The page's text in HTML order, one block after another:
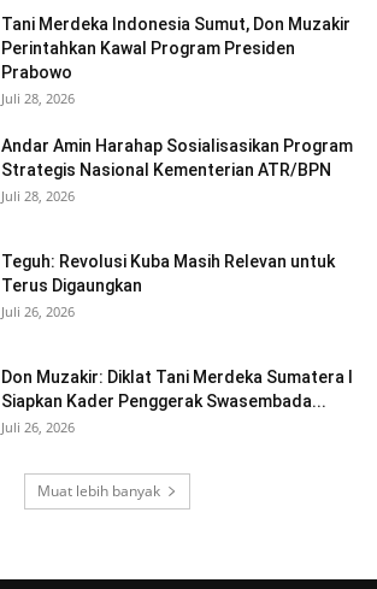
Tani Merdeka Indonesia Sumut, Don Muzakir
Perintahkan Kawal Program Presiden
Prabowo
Juli 28, 2026
Andar Amin Harahap Sosialisasikan Program
Strategis Nasional Kementerian ATR/BPN
Juli 28, 2026
Teguh: Revolusi Kuba Masih Relevan untuk
Terus Digaungkan
Juli 26, 2026
Don Muzakir: Diklat Tani Merdeka Sumatera I
Siapkan Kader Penggerak Swasembada...
Juli 26, 2026
Muat lebih banyak